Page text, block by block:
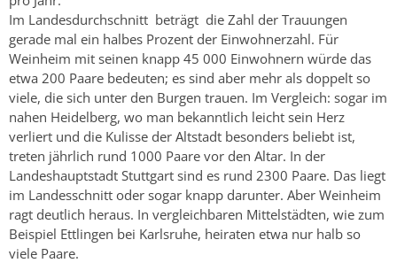
Im Landesdurchschnitt beträgt die Zahl der Trauungen
gerade mal ein halbes Prozent der Einwohnerzahl. Für
Weinheim mit seinen knapp 45 000 Einwohnern würde das
etwa 200 Paare bedeuten; es sind aber mehr als doppelt so
viele, die sich unter den Burgen trauen. Im Vergleich: sogar im
nahen Heidelberg, wo man bekanntlich leicht sein Herz
verliert und die Kulisse der Altstadt besonders beliebt ist,
treten jährlich rund 1000 Paare vor den Altar. In der
Landeshauptstadt Stuttgart sind es rund 2300 Paare. Das liegt
im Landesschnitt oder sogar knapp darunter. Aber Weinheim
ragt deutlich heraus. In vergleichbaren Mittelstädten, wie zum
Beispiel Ettlingen bei Karlsruhe, heiraten etwa nur halb so
viele Paare.